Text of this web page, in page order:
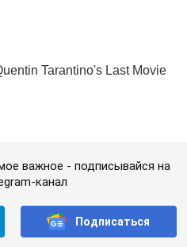
важное - подписывайся на
канал
Подписаться